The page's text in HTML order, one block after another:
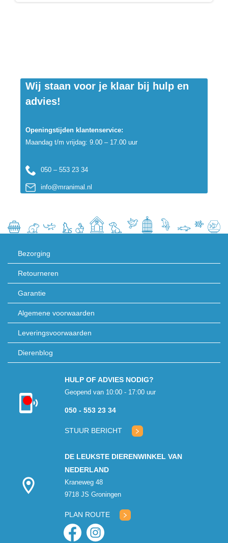
Wij staan voor je klaar bij hulp en
advies!
Openingstijden klantenservice:
Maandag t/m vrijdag: 9.00 – 17.00 uur
050 – 553 23 34
info@mranimal.nl
Bezorging
Retourneren
Garantie
Algemene voorwaarden
Leveringsvoorwaarden
Dierenblog
Kon niet
verbinden met
HULP OF ADVIES NODIG?
Geopend van 10:00 - 17:00 uur
050 - 553 23 34
STUUR BERICHT
DE LEUKSTE DIERENWINKEL VAN
NEDERLAND
Kraneweg 48
9718 JS Groningen
PLAN ROUTE